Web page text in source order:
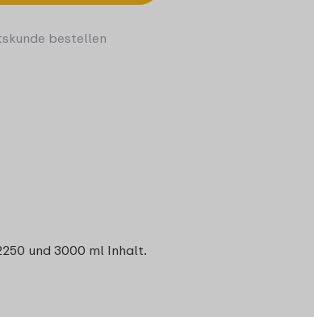
bestellen
und 3000 ml Inhalt.